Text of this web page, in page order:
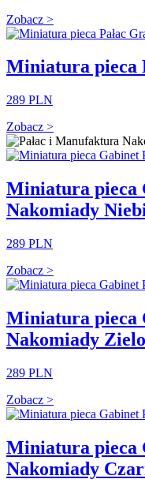
Zobacz >
Miniatura pieca
289 PLN
Zobacz >
Miniatura pieca
Nakomiady
289 PLN
Zobacz >
Miniatura pieca
Nakomiady
289 PLN
Zobacz >
Miniatura pieca
Nakomiady